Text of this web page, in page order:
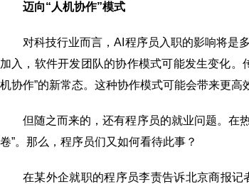
迈向“人机协作”模式
对科技行业而言，AI程序员入职的影响将是
加入，软件开发团队的协作模式可能发生变化。
机协作”的新常态。这种协作模式可能会带来更高
但随之而来的，还有程序员的就业问题。在
卷”。那么，程序员们又如何看待此事？
在某外企就职的程序员李责告诉北京商报记